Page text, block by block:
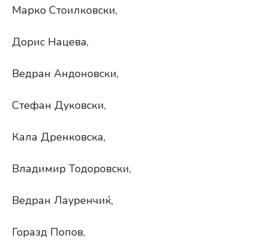
Марко Стоилковски,
Дорис Нацева,
Ведран Андоновски,
Стефан Дуковски,
Кала Дренковска,
Владимир Тодоровски,
Ведран Лауренчиќ,
Горазд Попов,